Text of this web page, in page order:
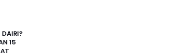
DAIRI?
15